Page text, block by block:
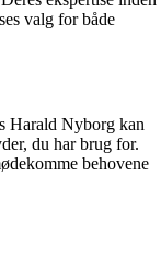
valg for både
Harald Nyborg kan
du har brug for.
behovene